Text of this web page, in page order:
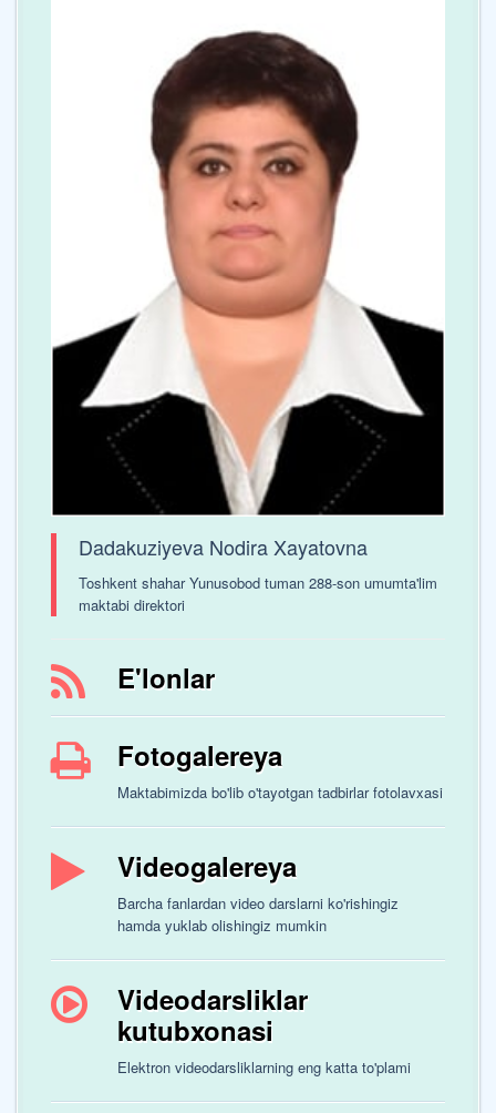
Dadakuziyeva Nodira Xayatovna
Toshkent shahar Yunusobod tuman 288-son umumta'lim
maktabi direktori
E'lonlar
Fotogalereya
Maktabimizda bo'lib o'tayotgan tadbirlar fotolavxasi
Videogalereya
Barcha fanlardan video darslarni ko'rishingiz
hamda yuklab olishingiz mumkin
Videodarsliklar
kutubxonasi
Elektron videodarsliklarning eng katta to'plami